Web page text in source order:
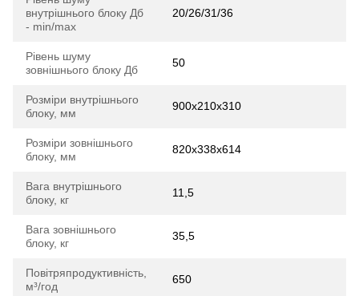
внутрішнього блоку Дб
- min/max
20/26/31/36
Рівень шуму
зовнішнього блоку Дб
50
Розміри внутрішнього
блоку, мм
900х210х310
Розміри зовнішнього
блоку, мм
820х338х614
Вага внутрішнього
блоку, кг
11,5
Вага зовнішнього
блоку, кг
35,5
Повітряпродуктивність,
м³/год
650